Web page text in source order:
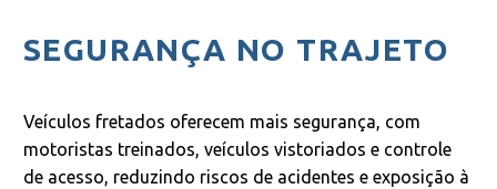
SEGURANÇA NO TRAJETO
Veículos fretados oferecem mais segurança, com
motoristas treinados, veículos vistoriados e controle
de acesso, reduzindo riscos de acidentes e exposição à